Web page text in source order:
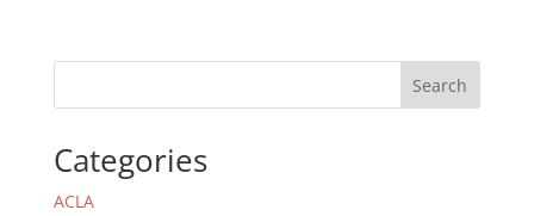
Search
Categories
ACLA